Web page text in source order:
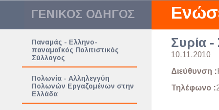
ΓΕΝΙΚΟΣ ΟΔΗΓΟΣ
Παναμάς - Ελληνο-
παναμαϊκός Πολιτιστικός
Σύλλογος
Πολωνία - Αλληλεγγύη
Πολωνών Εργαζομένων στην
Ελλάδα
Συρία
10.11.2010
Διεύθυνση :
Τηλέφωνο :